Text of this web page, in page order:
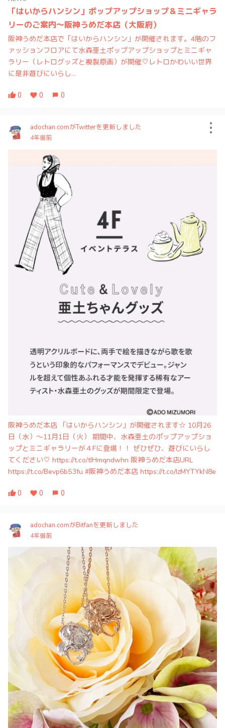
「はいからハンシン」ポップアップショップ＆ミニギャラ
リーのご案内～阪神うめだ本店（大阪府）
阪神うめだ本店で「はいからハンシン」が開催されます。4階のフ
ァッションフロアにて水森亜土ポップアップショップとミニギャ
ラリー（レトログッズと複製原画）が開催♡レトロかわいい世界
に是非遊びにいらし...
0 0 0
adochan.comがTwitterを更新しました
4年弱前
阪神うめだ本店 「はいからハンシン」が開催されます☆ 10月26
日（水）～11月1日（火） 期間中、水森亜土のポップアップショ
ップとミニギャラリーが４Fに登場！！ ぜひぜひ、遊びにいらし
てください♡ https://t.co/tIHmqndwhn 阪神うめだ本店URL
https://t.co/Bevp6bS3fu #阪神うめだ本店 https://t.co/IzMYTYkN8e
0 0 0
adochan.comがBitfanを更新しました
4年弱前